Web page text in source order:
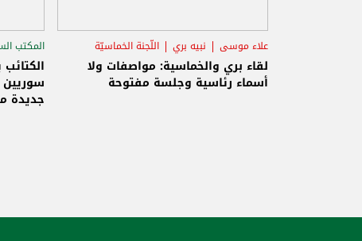
علاء موسى نبيه بري اللّجنة الخماسيّة
لقاء بري والخماسية: مواصفات ولا
أسماء رئاسية وجلسة مفتوحة
المكتب
جديدة